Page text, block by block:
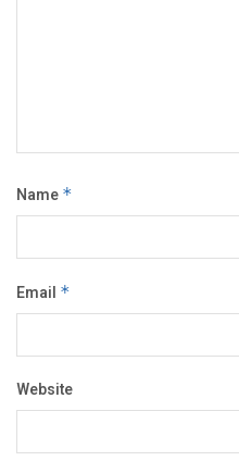
Name *
Email *
Website